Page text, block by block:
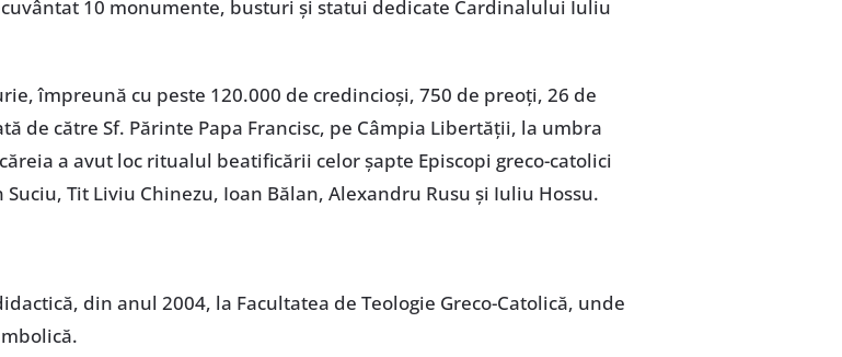
10 monumente, busturi și statui dedicate Cardinalului Iuliu
împreună cu peste 120.000 de credincioși, 750 de preoți, 26 de
de către Sf. Părinte Papa Francisc, pe Câmpia Libertății, la umbra
a avut loc ritualul beatificării celor șapte Episcopi greco-catolici
Tit Liviu Chinezu, Ioan Bălan, Alexandru Rusu și Iuliu Hossu.
din anul 2004, la Facultatea de Teologie Greco-Catolică, unde